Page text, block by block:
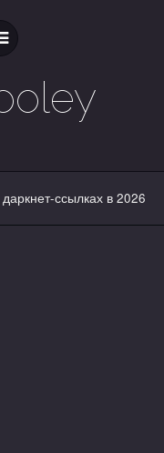
ссылках в 2026